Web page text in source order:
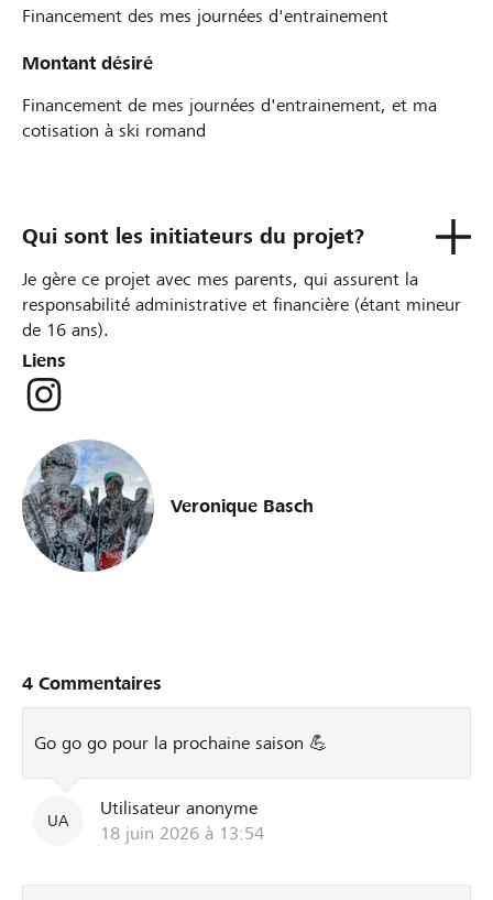
Financement des mes journées d'entrainement
Montant désiré
Financement de mes journées d'entrainement, et ma
cotisation à ski romand
Qui sont les initiateurs du projet?
Je gère ce projet avec mes parents, qui assurent la
responsabilité administrative et financière (étant mineur
de 16 ans).
Liens
Veronique Basch
4 Commentaires
Go go go pour la prochaine saison 💪
UA
Utilisateur anonyme
18 juin 2026 à 13:54